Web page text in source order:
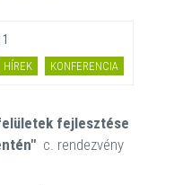
HÍREK KONFERENCIA
fejlesztése
c. rendezvény